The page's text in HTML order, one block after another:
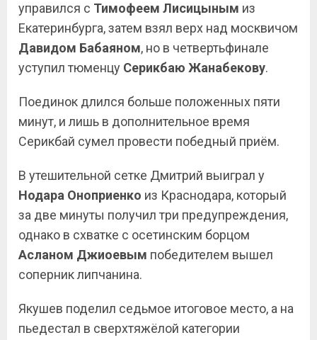
управился с Тимофеем Лисицыным из
Екатеринбурга, затем взял верх над москвичом
Давидом Бабаяном, но в четвертьфинале
уступил тюменцу Серикбаю Жанабекову.
Поединок длился больше положенных пяти
минут, и лишь в дополнительное время
Серикбай сумел провести победный приём.
В утешительной сетке Дмитрий выиграл у
Нодара Оноприенко из Краснодара, который
за две минуты получил три предупреждения,
однако в схватке с осетинским борцом
Асланом Джиоевым победителем вышел
соперник липчанина.
Якушев поделил седьмое итоговое место, а на
пьедестал в сверхтяжёлой категории